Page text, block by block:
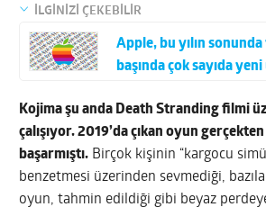
İLGİNİZİ ÇEKEBİLİR
Apple, bu yılın sonunda
başında çok sayıda
Kojima şu anda Death Stranding filmi
çalışıyor. 2019’da çıkan oyun
başarmıştı. Birçok kişinin “kargocu
benzetmesi üzerinden sevmediği,
oyun, tahmin edildiği gibi beyaz